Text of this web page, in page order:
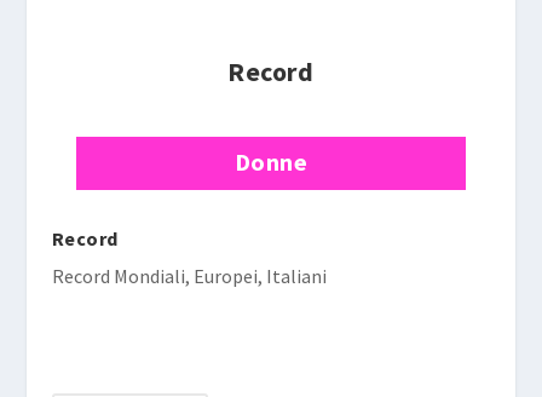
Record
Donne
Record
Record Mondiali, Europei, Italiani